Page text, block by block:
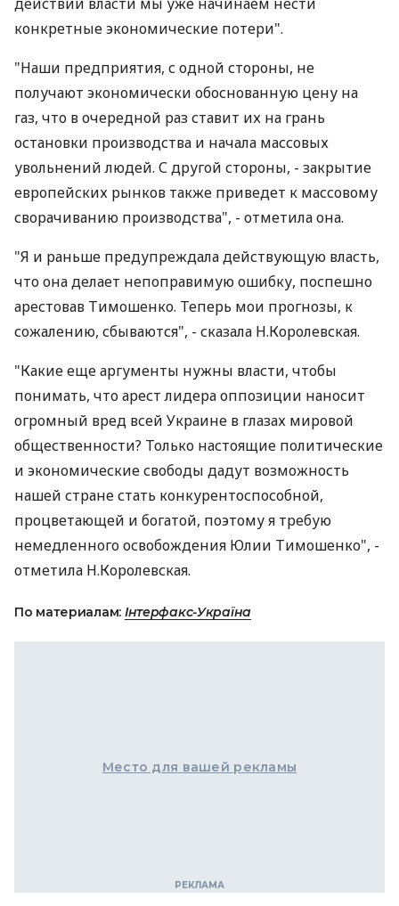
конкретные экономические потери".
"Наши предприятия, с одной стороны, не
получают экономически обоснованную цену на
газ, что в очередной раз ставит их на грань
остановки производства и начала массовых
увольнений людей. С другой стороны, - закрытие
европейских рынков также приведет к массовому
сворачиванию производства", - отметила она.
"Я и раньше предупреждала действующую власть,
что она делает непоправимую ошибку, поспешно
арестовав Тимошенко. Теперь мои прогнозы, к
сожалению, сбываются", - сказала Н.Королевская.
"Какие еще аргументы нужны власти, чтобы
понимать, что арест лидера оппозиции наносит
огромный вред всей Украине в глазах мировой
общественности? Только настоящие политические
и экономические свободы дадут возможность
нашей стране стать конкурентоспособной,
процветающей и богатой, поэтому я требую
немедленного освобождения Юлии Тимошенко", -
отметила Н.Королевская.
По материалам: Інтерфакс-Україна
Место для вашей рекламы